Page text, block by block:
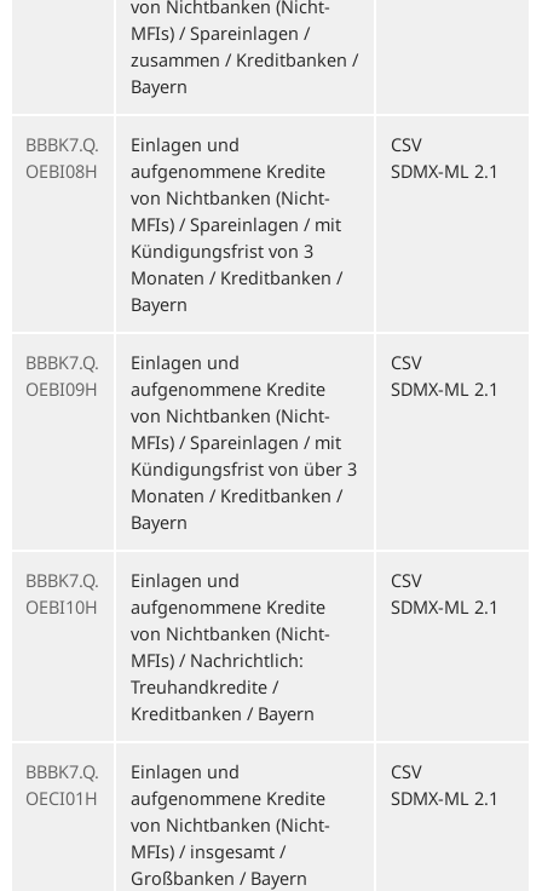
von Nichtbanken (Nicht-
MFIs) / Spareinlagen /
zusammen / Kreditbanken /
Bayern
BBBK7.Q.
OEBI08H
Einlagen und
aufgenommene Kredite
von Nichtbanken (Nicht-
MFIs) / Spareinlagen / mit
Kündigungsfrist von 3
Monaten / Kreditbanken /
Bayern
CSV
SDMX-ML 2.1
BBBK7.Q.
OEBI09H
Einlagen und
aufgenommene Kredite
von Nichtbanken (Nicht-
MFIs) / Spareinlagen / mit
Kündigungsfrist von über 3
Monaten / Kreditbanken /
Bayern
CSV
SDMX-ML 2.1
BBBK7.Q.
OEBI10H
Einlagen und
aufgenommene Kredite
von Nichtbanken (Nicht-
MFIs) / Nachrichtlich:
Treuhandkredite /
Kreditbanken / Bayern
CSV
SDMX-ML 2.1
BBBK7.Q.
OECI01H
Einlagen und
aufgenommene Kredite
von Nichtbanken (Nicht-
MFIs) / insgesamt /
Großbanken / Bayern
CSV
SDMX-ML 2.1